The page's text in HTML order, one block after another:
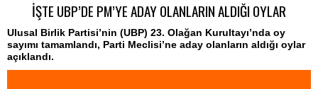
İŞTE UBP’DE PM’YE ADAY OLANLARIN ALDIĞI OYLAR
Ulusal Birlik Partisi’nin (UBP) 23. Olağan Kurultayı’nda oy
sayımı tamamlandı, Parti Meclisi’ne aday olanların aldığı oylar
açıklandı.